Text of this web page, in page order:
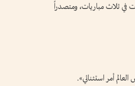
في ثلاث مباريات، ومتصدراً
أمر استثنائي».